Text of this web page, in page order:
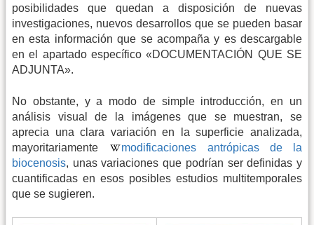
posibilidades que quedan a disposición de nuevas
investigaciones, nuevos desarrollos que se pueden basar
en esta información que se acompaña y es descargable
en el apartado específico «DOCUMENTACIÓN QUE SE
ADJUNTA».
No obstante, y a modo de simple introducción, en un
análisis visual de la imágenes que se muestran, se
aprecia una clara variación en la superficie analizada,
mayoritariamente
modificaciones antrópicas de la
biocenosis, unas variaciones que podrían ser definidas y
cuantificadas en esos posibles estudios multitemporales
que se sugieren.